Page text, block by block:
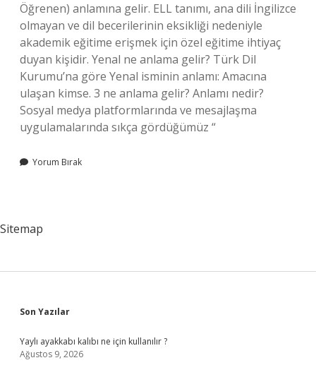
Öğrenen) anlamına gelir. ELL tanımı, ana dili İngilizce
olmayan ve dil becerilerinin eksikliği nedeniyle
akademik eğitime erişmek için özel eğitime ihtiyaç
duyan kişidir. Yenal ne anlama gelir? Türk Dil
Kurumu’na göre Yenal isminin anlamı: Amacına
ulaşan kimse. 3 ne anlama gelir? Anlamı nedir?
Sosyal medya platformlarında ve mesajlaşma
uygulamalarında sıkça gördüğümüz “
Yorum Bırak
Sitemap
Sidebar
Son Yazılar
Yaylı ayakkabı kalıbı ne için kullanılır ?
Ağustos 9, 2026